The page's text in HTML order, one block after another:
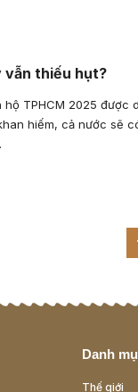
vẫn thiếu hụt?
hộ TPHCM 2025 được
hiếm, cả nước sẽ
Danh
Thế giới